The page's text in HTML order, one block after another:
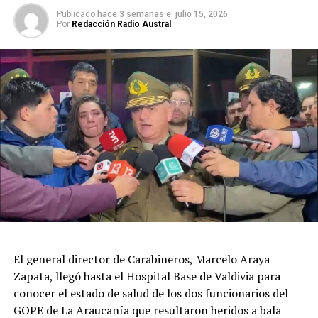
permanece en estado grave, mientras que el segundo
fue lesionado en el abdomen y presenta una evolución
de menor complejidad.
“El funcionario del GOPE que está herido en su rostro
está en una situación de gravedad. Hay un segundo
funcionario del GOPE herido con un impacto de
proyectil en su abdomen, pero está en un estado de
menor gravedad que el primero”, señaló el fiscal Bustos.
El imputado también resultó herido durante el
enfrentamiento, con un impacto balístico en el rostro,
siendo trasladado hasta el Hospital Base de Valdivia
Investigación por homicidio de Eugenio
Naín
Publicado hace 3 semanas el julio 15, 2026
Por Redacción Radio Austral
El general director de Carabineros, Marcelo Araya
Zapata, llegó hasta el Hospital Base de Valdivia para
conocer el estado de salud de los dos funcionarios del
GOPE de La Araucanía que resultaron heridos a bala